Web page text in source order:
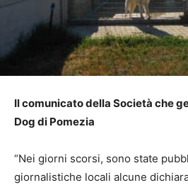
Il comunicato della Società che
Dog di Pomezia
“Nei giorni scorsi, sono state
giornalistiche locali alcune